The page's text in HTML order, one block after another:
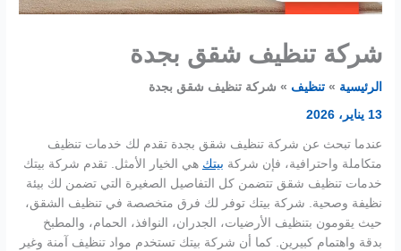
شركة تنظيف شقق بجدة
الرئيسية تنظيف شركة تنظيف شقق بجدة
13 يناير، 2026
عندما تبحث عن شركة تنظيف شقق بجدة تقدم لك خدمات تنظيف
متكاملة واحترافية، فإن شركة بيتك هي الخيار الأمثل. تقدم شركة بيتك
خدمات تنظيف شقق تتضمن كل التفاصيل الصغيرة التي تضمن لك بيئة
نظيفة وصحية. شركة بيتك توفر لك فرق متخصصة في تنظيف الشقق،
حيث يقومون بتنظيف الأرضيات، الجدران، النوافذ، الحمام، والمطبخ
بدقة واهتمام كبيرين. كما أن شركة بيتك تستخدم مواد تنظيف آمنة وغير